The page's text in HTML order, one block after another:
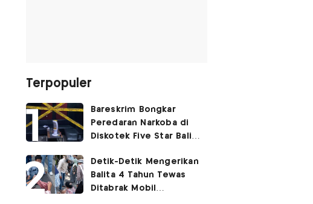
Terpopuler
Bareskrim Bongkar
Peredaran Narkoba di
Diskotek Five Star Bali,
Detik-Detik Mengerikan
Balita 4 Tahun Tewas
Ditabrak Mobil